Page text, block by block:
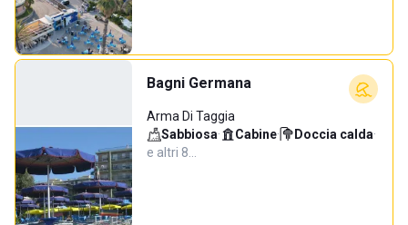
Bagni Germana
Arma Di Taggia
Sabbiosa· Cabine· Doccia calda·
e altri 8…